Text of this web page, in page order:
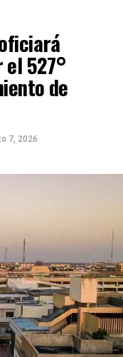
527°
de
7, 2026